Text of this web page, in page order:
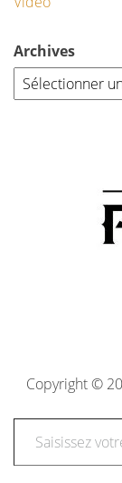
Archives
Copyright ©